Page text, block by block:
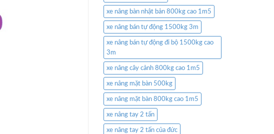
xe nâng bàn nhật bản 800kg cao 1m5
xe nâng bán tự động 1500kg 3m
xe nâng bán tự động đi bộ 1500kg cao
3m
xe nâng cây cảnh 800kg cao 1m5
xe nâng mặt bàn 500kg
xe nâng mặt bàn 800kg cao 1m5
xe nâng tay 2 tấn
xe nâng tay 2 tấn của đức